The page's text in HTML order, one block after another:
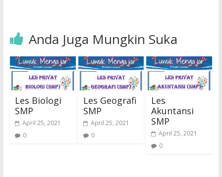
Anda Juga Mungkin Suka
Les Biologi
SMP
April 25, 2021
0
Les Geografi
SMP
April 25, 2021
0
Les
Akuntansi
SMP
April 25, 2021
0